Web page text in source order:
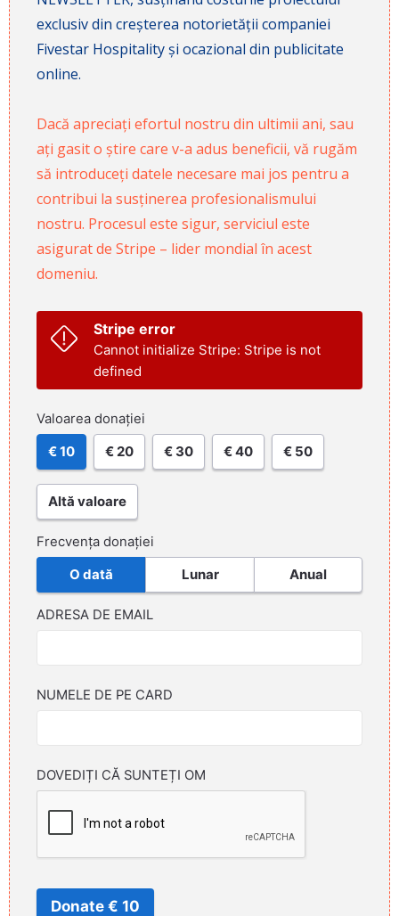
exclusiv din creșterea notorietății companiei
Fivestar Hospitality și ocazional din publicitate
online.
Dacă apreciați efortul nostru din ultimii ani, sau
ați gasit o știre care v-a adus beneficii, vă rugăm
să introduceți datele necesare mai jos pentru a
contribui la susținerea profesionalismului
nostru. Procesul este sigur, serviciul este
asigurat de Stripe – lider mondial în acest
domeniu.
Stripe error
Cannot initialize Stripe: Stripe is not
defined
Valoarea donației
€ 10 € 20 € 30 € 40 € 50
Altă valoare
Frecvența donației
O dată Lunar Anual
ADRESA DE EMAIL
NUMELE DE PE CARD
DOVEDIȚI CĂ SUNTEȚI OM
Donate € 10